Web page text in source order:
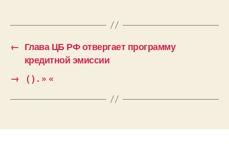
← Глава ЦБ РФ отвергает программу
кредитной эмиссии
→
( ) . » «